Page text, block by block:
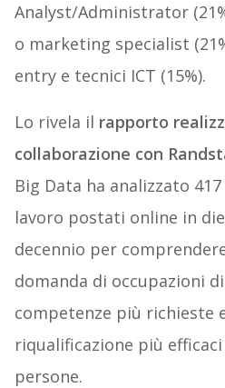
Analyst/Administrator
o marketing specialist
entry e tecnici ICT (15%).
Lo rivela il rapporto
collaborazione con
Big Data ha analizzato
lavoro postati online in
decennio per
domanda di occupazioni
competenze più richieste
riqualificazione più
persone.